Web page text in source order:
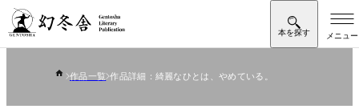
作品一覧 作品詳細：綺麗なひとは、やめている。